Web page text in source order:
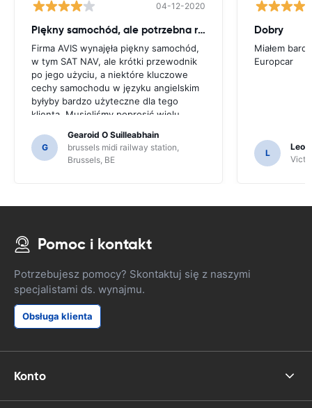
04-12-2020
Piękny samochód, ale potrzebna rada
Firma AVIS wynajęła piękny samochód,
w tym SAT NAV, ale krótki przewodnik
po jego użyciu, a niektóre kluczowe
cechy samochodu w języku angielskim
byłyby bardzo użyteczne dla tego
klienta. Musieliśmy poprosić wielu
dlatego, że mogliśmy nie zorientować
się w funkcjach SAT NAV.
G
Gearoid O Suilleabhain
brussels midi railway station,
Brussels, BE
Dobry
Miałem
Europcar
L
Pomoc i kontakt
Potrzebujesz pomocy? Skontaktuj się z naszymi
specjalistami ds. wynajmu.
Obsługa klienta
Konto